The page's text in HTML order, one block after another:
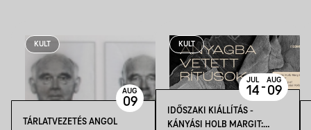
KULT
TÁRLATVEZETÉS ANGOL
AUG
09
KULT
IDŐSZAKI KIÁLLÍTÁS -
KÁNYÁSI HOLB MARGIT:
JUL
14 -AUG
09